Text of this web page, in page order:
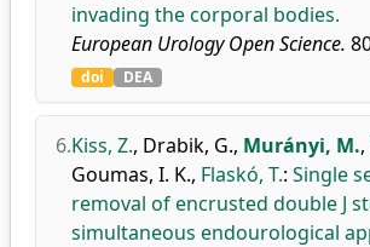
invading the corporal bodies.
European Urology Open Science.
doi DEA
6.Kiss, Z., Drabik, G., Murányi, M.,
Goumas, I. K., Flaskó, T.: Single
removal of encrusted double J
simultaneous endourological